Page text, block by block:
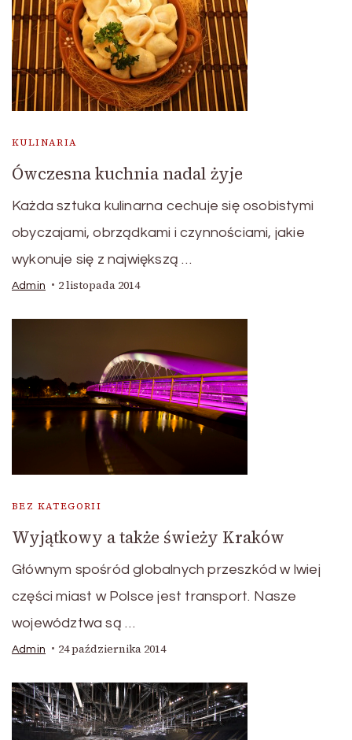
KULINARIA
Ówczesna kuchnia nadal żyje
Każda sztuka kulinarna cechuje się osobistymi
obyczajami, obrządkami i czynnościami, jakie
wykonuje się z największą …
Admin 2 listopada 2014
BEZ KATEGORII
Wyjątkowy a także świeży Kraków
Głównym spośród globalnych przeszkód w lwiej
części miast w Polsce jest transport. Nasze
województwa są …
Admin 24 października 2014